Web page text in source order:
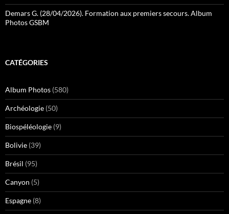
Demars G. (28/04/2026). Formation aux premiers secours. Album
Photos GSBM
CATÉGORIES
Album Photos (580)
Archéologie (50)
Biospéléologie (9)
Bolivie (39)
Brésil (95)
Canyon (5)
Espagne (8)